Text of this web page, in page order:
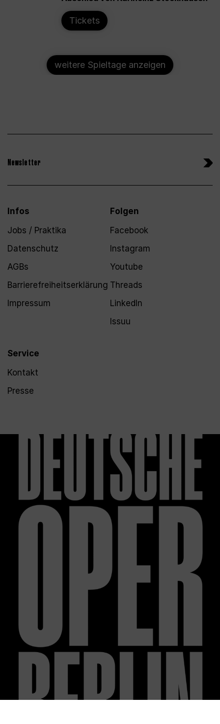
Tickets
weitere Spieltage anzeigen
Newsletter
Infos
Jobs / Praktika
Datenschutz
AGBs
Barrierefreiheitserklärung
Impressum
Service
Kontakt
Presse
Folgen
Facebook
Instagram
Youtube
Threads
LinkedIn
Issuu